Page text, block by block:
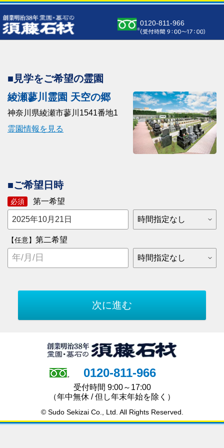
0120-811-966
■見学をご希望の霊園
綾瀬蓼川霊園 天空の郷
神奈川県綾瀬市蓼川1541番地1
霊園情報を見る
■ご希望日時
必須 第一希望
【任意】 第二希望
0120-811-966
受付時間 9:00～17:00
（年中無休 / 但し年末年始を除く）
© Sudo Sekizai Co., Ltd. All Rights Reserved.